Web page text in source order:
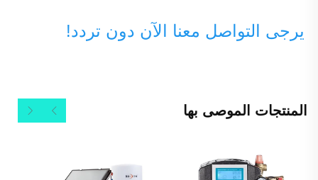
يرجى التواصل معنا الآن دون تردد!
المنتجات الموصى بها